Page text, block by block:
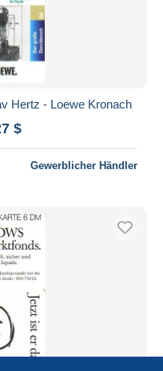
Hertz - Loewe Kronach
$
Gewerblicher Händler